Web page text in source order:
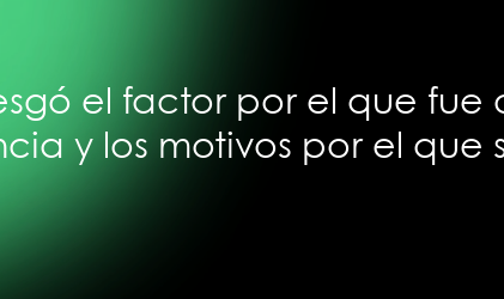
el factor por el que fue
y los motivos por el que